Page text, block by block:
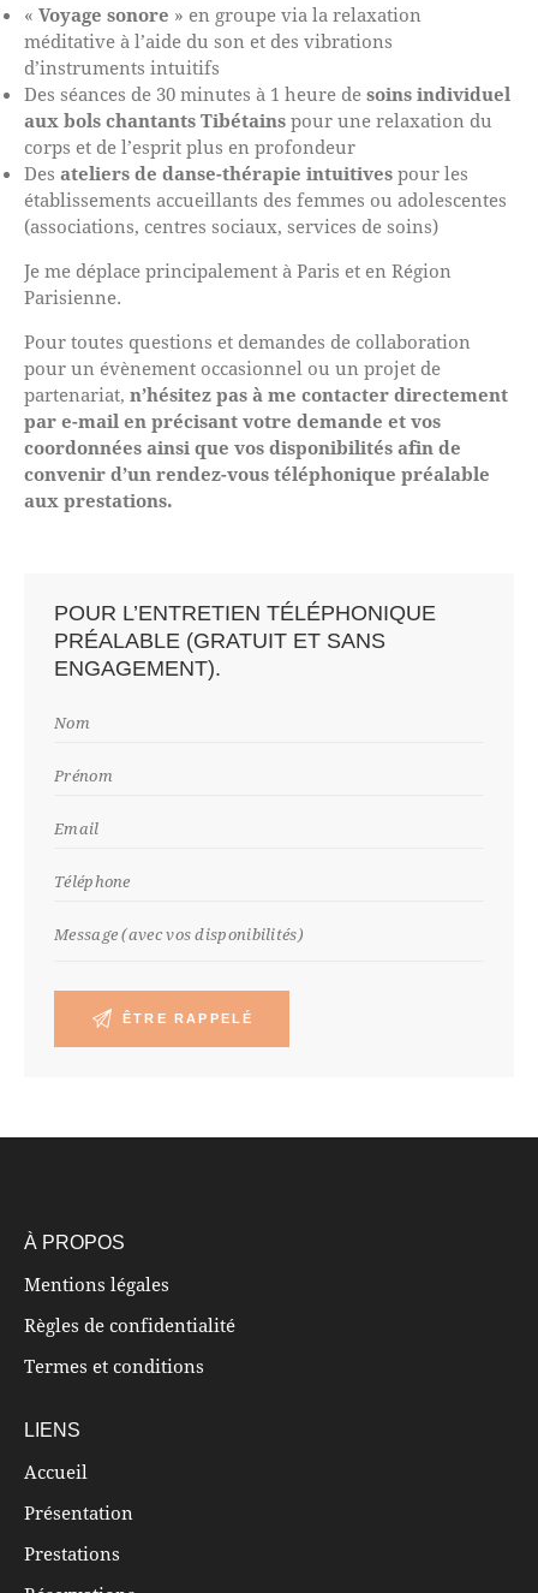
« Voyage sonore » en groupe via la relaxation
méditative à l’aide du son et des vibrations
d’instruments intuitifs
Des séances de 30 minutes à 1 heure de soins individuel
aux bols chantants Tibétains pour une relaxation du
corps et de l’esprit plus en profondeur
Des ateliers de danse-thérapie intuitives pour les
établissements accueillants des femmes ou adolescentes
(associations, centres sociaux, services de soins)
Je me déplace principalement à Paris et en Région
Parisienne.
Pour toutes questions et demandes de collaboration
pour un évènement occasionnel ou un projet de
partenariat, n’hésitez pas à me contacter directement
par e-mail en précisant votre demande et vos
coordonnées ainsi que vos disponibilités afin de
convenir d’un rendez-vous téléphonique préalable
aux prestations.
POUR L’ENTRETIEN TÉLÉPHONIQUE
PRÉALABLE (GRATUIT ET SANS
ENGAGEMENT).
À PROPOS
Mentions légales
Règles de confidentialité
Termes et conditions
LIENS
Accueil
Présentation
Prestations